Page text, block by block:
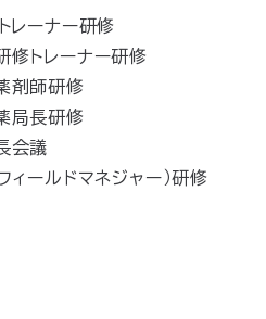
レーナー研修
修トレーナー研修
剤師研修
局長研修
会議
ィールドマネジャー）研修